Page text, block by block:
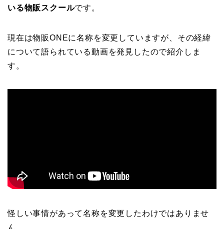
いる物販スクールです。
現在は物販ONEに名称を変更していますが、その経緯
について語られている動画を発見したので紹介しま
す。
怪しい事情があって名称を変更したわけではありませ
ん。